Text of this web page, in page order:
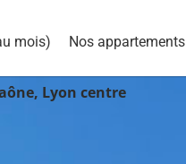
mois) Nos appartements
Lyon centre